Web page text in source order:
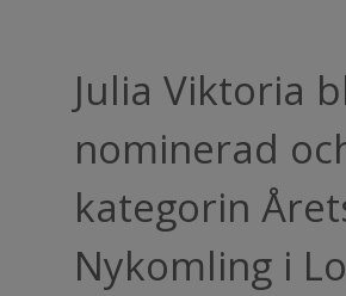
Julia Viktoria
nominerad
kategorin
Nykomling i